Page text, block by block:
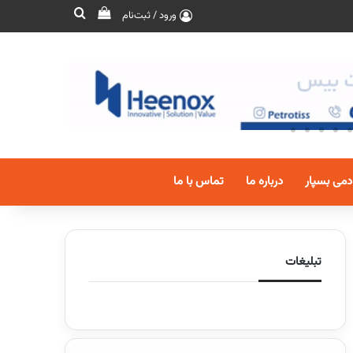
ورود / ثبت‌نام
بسپار درباره ما تماس با ما
تبلیغات